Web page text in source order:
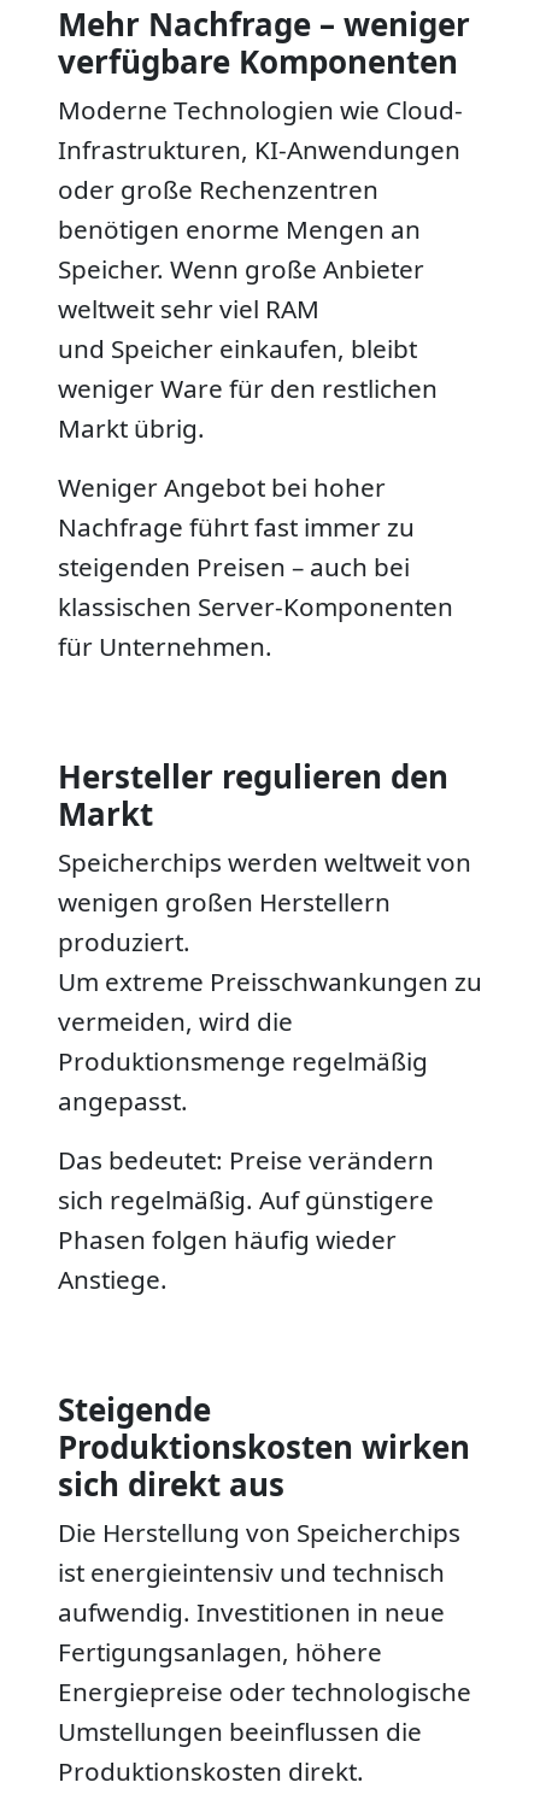
Mehr Nachfrage – weniger
verfügbare Komponenten
Moderne Technologien wie Cloud-
Infrastrukturen, KI-Anwendungen
oder große Rechenzentren
benötigen enorme Mengen an
Speicher. Wenn große Anbieter
weltweit sehr viel RAM
und Speicher einkaufen, bleibt
weniger Ware für den restlichen
Markt übrig.
Weniger Angebot bei hoher
Nachfrage führt fast immer zu
steigenden Preisen – auch bei
klassischen Server-Komponenten
für Unternehmen.
Hersteller regulieren den
Markt
Speicherchips werden weltweit von
wenigen großen Herstellern
produziert.
Um extreme Preisschwankungen zu
vermeiden, wird die
Produktionsmenge regelmäßig
angepasst.
Das bedeutet: Preise verändern
sich regelmäßig. Auf günstigere
Phasen folgen häufig wieder
Anstiege.
Steigende
Produktionskosten wirken
sich direkt aus
Die Herstellung von Speicherchips
ist energieintensiv und technisch
aufwendig. Investitionen in neue
Fertigungsanlagen, höhere
Energiepreise oder technologische
Umstellungen beeinflussen die
Produktionskosten direkt.